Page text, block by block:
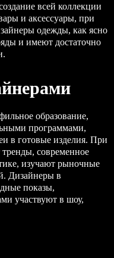
всей коллекции
и аксессуары, при
одежды, как ясно
и имеют достаточно
образование,
программами,
в готовые изделия. При
современное
изучают рыночные
Дизайнеры в
показы,
участвуют в шоу,